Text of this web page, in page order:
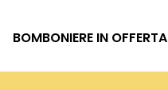
BOMBONIERE IN OFFERTA